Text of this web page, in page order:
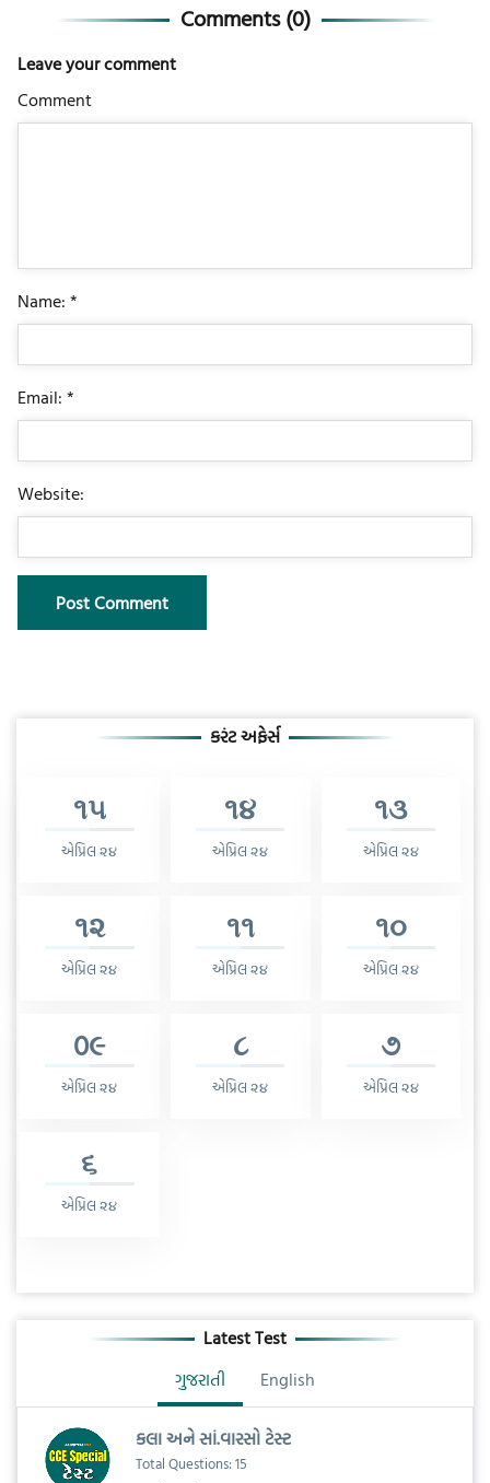
Comments (0)
Leave your comment
Comment
Name: *
Email: *
Website:
કરંટ અફેર્સ
૧૫
એપ્રિલ ૨૪
૧૪
એપ્રિલ ૨૪
૧૩
એપ્રિલ ૨૪
૧૨
એપ્રિલ ૨૪
૧૧
એપ્રિલ ૨૪
૧૦
એપ્રિલ ૨૪
0૯
એપ્રિલ ૨૪
૮
એપ્રિલ ૨૪
૭
એપ્રિલ ૨૪
૬
એપ્રિલ ૨૪
Latest Test
ગુજરાતી
English
કલા અને સાં.વારસો ટેસ્ટ
Total Questions: 15